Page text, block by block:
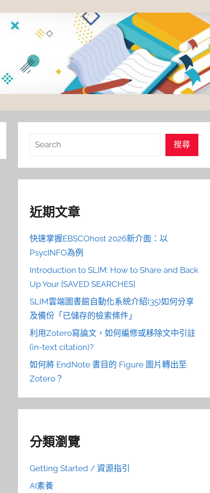
搜
搜尋
近期文章
快速掌握EBSCOhost 2026新介面：以
PsycINFO為例
Introduction to SLIM: How to Share and Back
Up Your [SAVED SEARCHES]
SLIM雲端圖書館自動化系統介紹(35)如何分享
及備份「已儲存的檢索條件」
利用Zotero寫論文，如何編修或移除文中引註
(in-text citation)?
如何將 EndNote 書目的 Figure 圖片轉出至
Zotero？
分類瀏覽
Getting Started / 資源指引
AI素養